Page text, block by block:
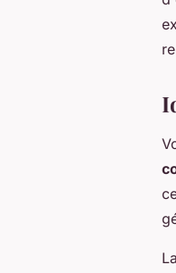
7 min de lecture